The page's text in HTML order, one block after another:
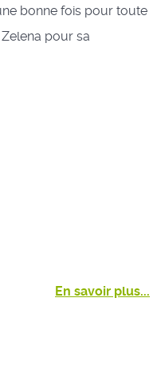
bonne fois pour toute
pour sa
En savoir plus...